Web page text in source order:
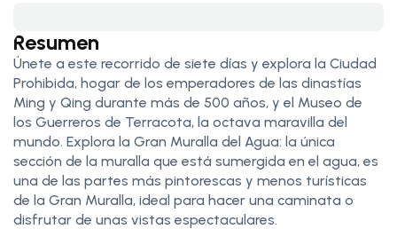
Resumen
Únete a este recorrido de siete días y explora la Ciudad
Prohibida, hogar de los emperadores de las dinastías
Ming y Qing durante más de 500 años, y el Museo de
los Guerreros de Terracota, la octava maravilla del
mundo. Explora la Gran Muralla del Agua: la única
sección de la muralla que está sumergida en el agua, es
una de las partes más pintorescas y menos turísticas
de la Gran Muralla, ideal para hacer una caminata o
disfrutar de unas vistas espectaculares.